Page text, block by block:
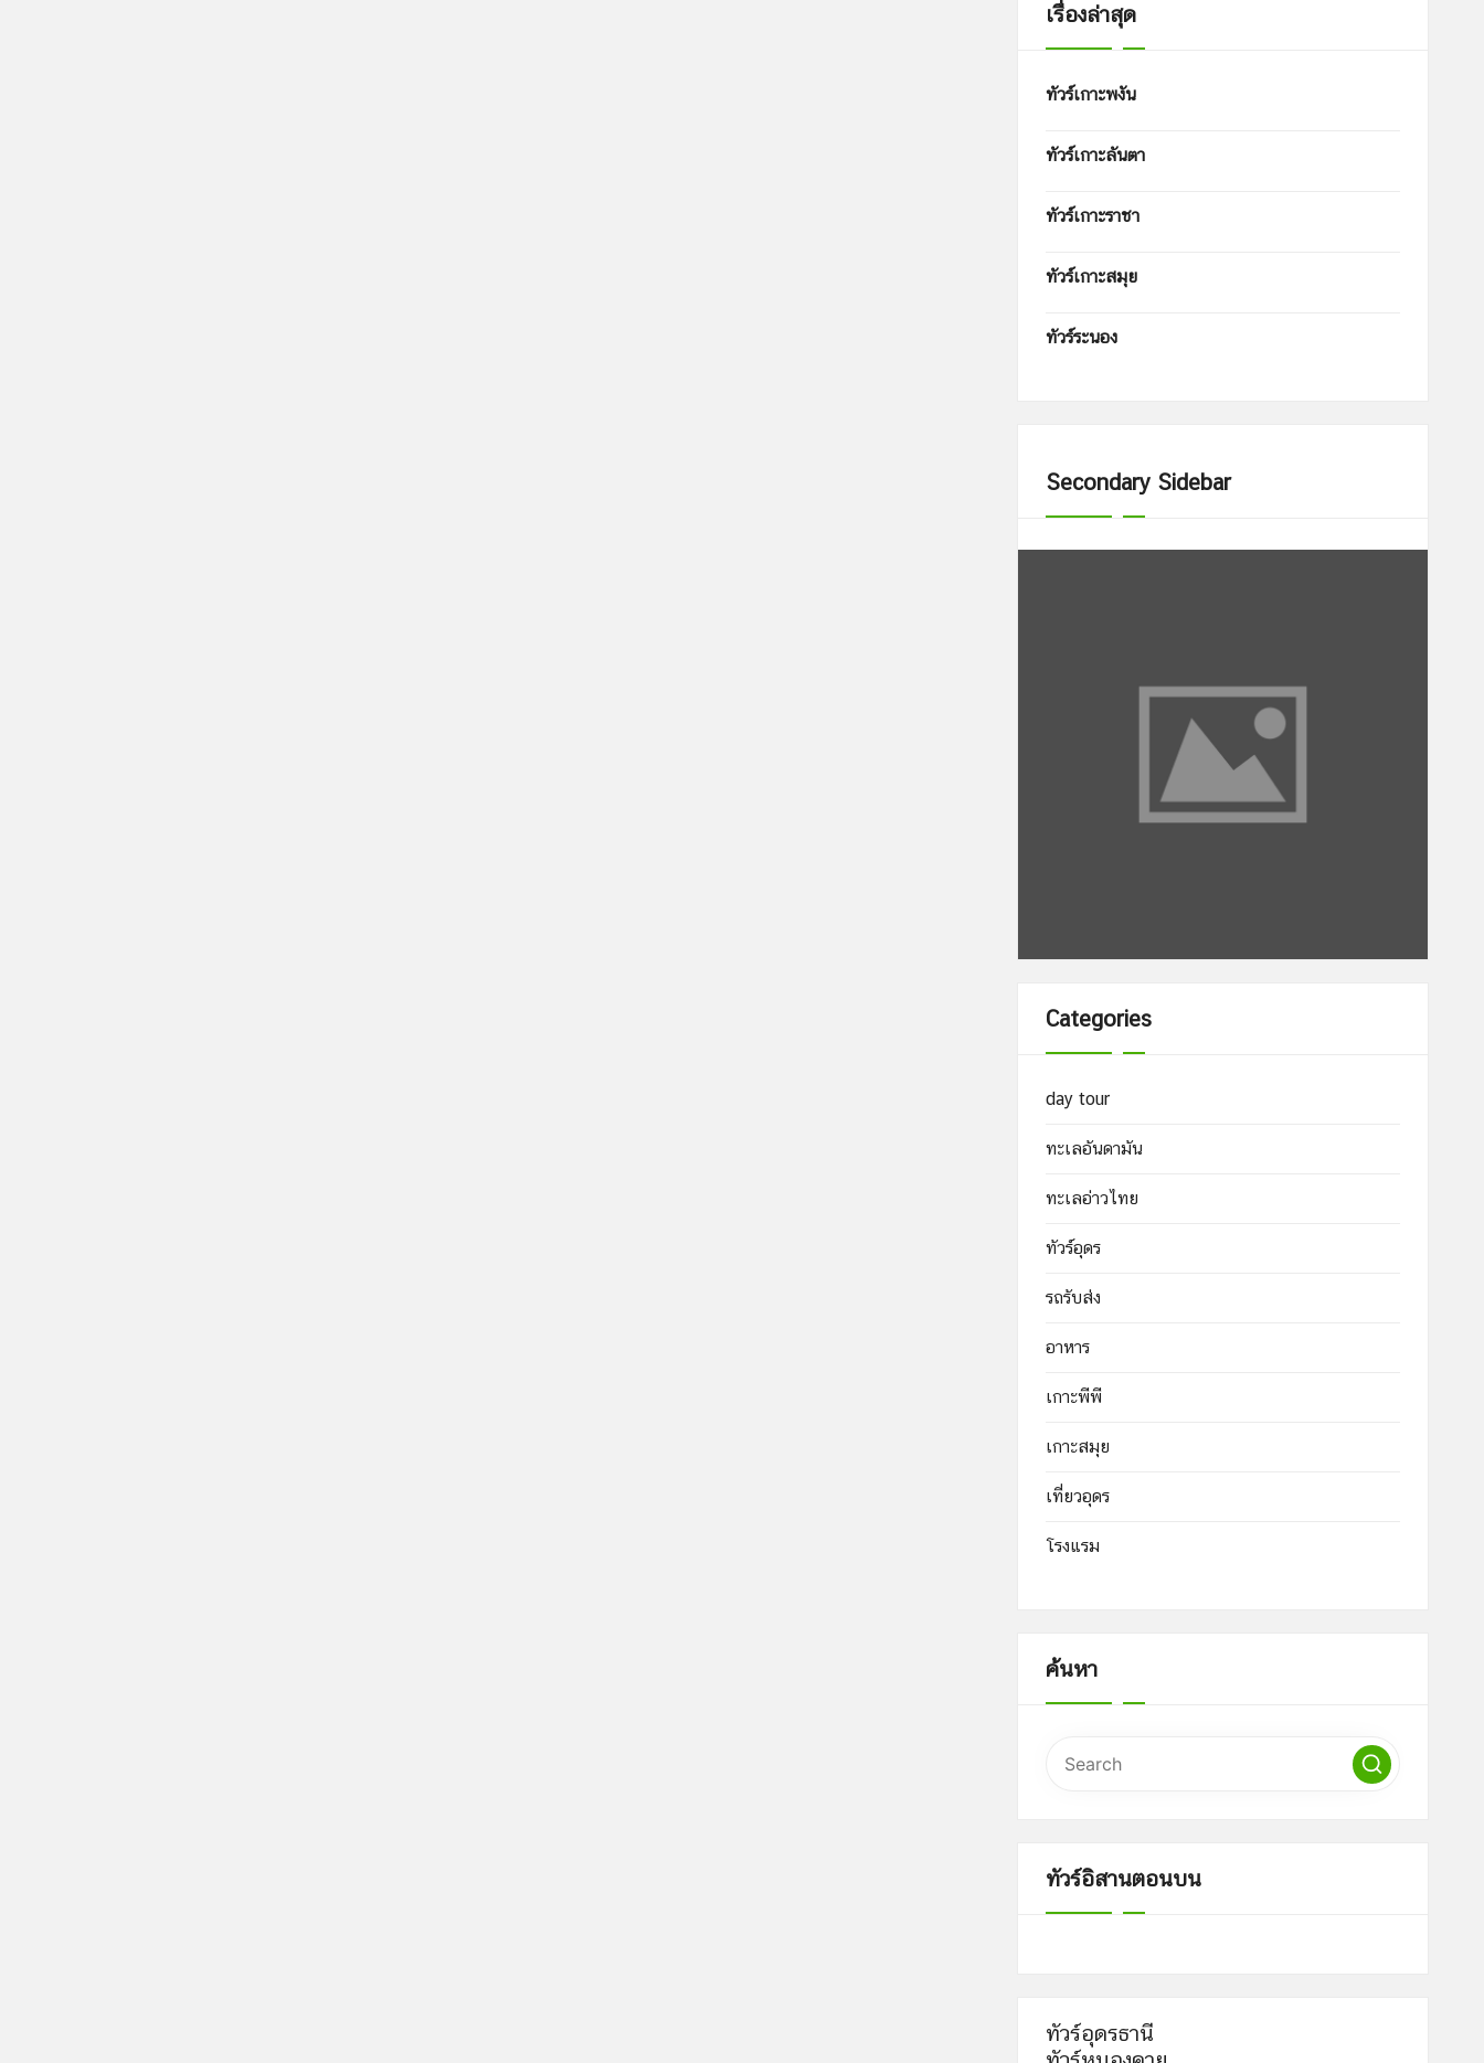
เรื่องล่าสุด
ทัวร์เกาะพงัน
ทัวร์เกาะลันตา
ทัวร์เกาะราชา
ทัวร์เกาะสมุย
ทัวร์ระนอง
Secondary Sidebar
Categories
day tour
ทะเลอันดามัน
ทะเลอ่าวไทย
ทัวร์อุดร
รถรับส่ง
อาหาร
เกาะพีพี
เกาะสมุย
เที่ยวอุดร
โรงแรม
ค้นหา
ทัวร์อิสานตอนบน
ทัวร์อุดรธานี